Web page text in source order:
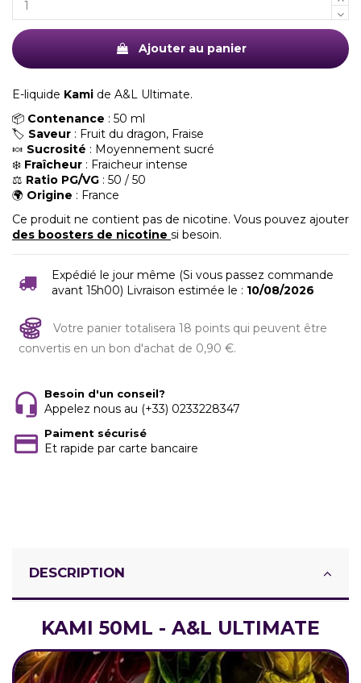
Ajouter au panier
E-liquide Kami de A&L Ultimate.
📦 Contenance : 50 ml
🏷️ Saveur : Fruit du dragon, Fraise
🍬 Sucrosité : Moyennement sucré
❄️ Fraîcheur : Fraicheur intense
⚖️ Ratio PG/VG : 50 / 50
🌍 Origine : France
Ce produit ne contient pas de nicotine. Vous pouvez ajouter
des boosters de nicotine si besoin.
Expédié le jour même (Si vous passez commande
avant 15h00) Livraison estimée le : 10/08/2026
Votre panier totalisera 18 points qui peuvent être
convertis en un bon d'achat de 0,90 €.
Besoin d'un conseil?
Appelez nous au (+33) 0233228347
Paiment sécurisé
Et rapide par carte bancaire
DESCRIPTION
KAMI 50ML - A&L ULTIMATE